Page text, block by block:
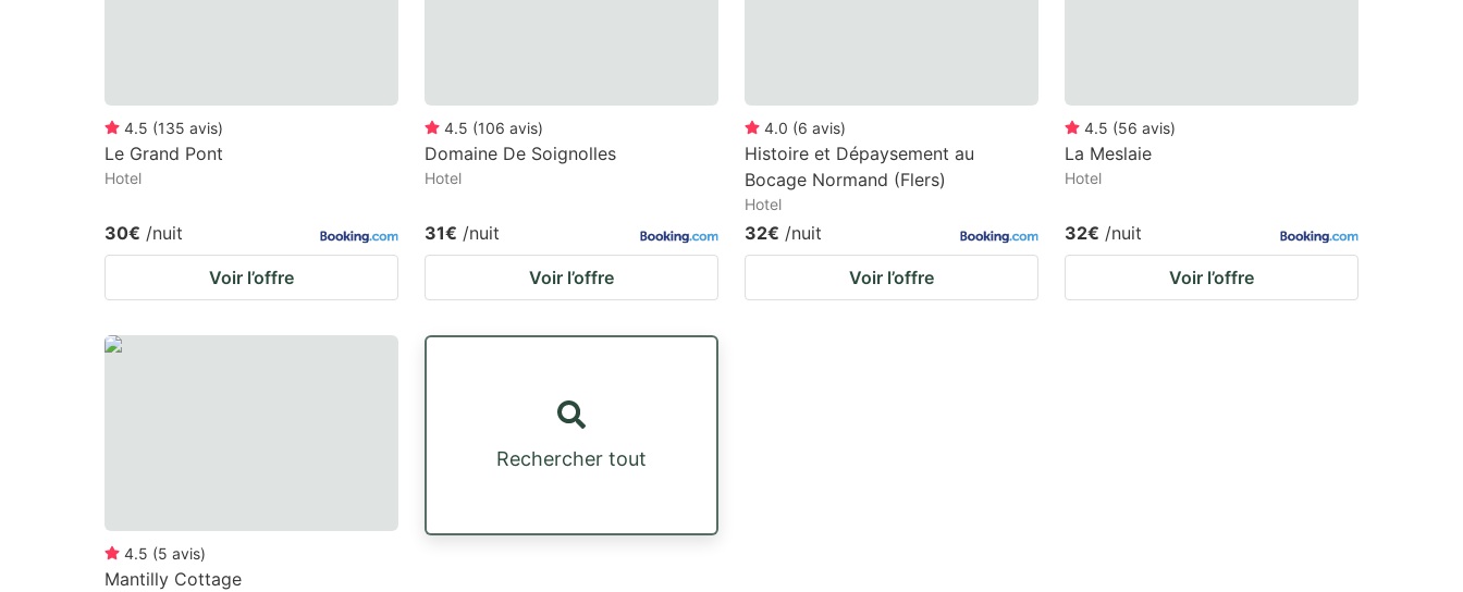
4.5 (135 avis)
Le Grand Pont
Hotel
30€ /nuit
Voir l’offre
4.5 (106 avis)
Domaine De Soignolles
Hotel
31€ /nuit
Voir l’offre
4.0 (6 avis)
Histoire et Dépaysement au
Bocage Normand (Flers)
Hotel
32€ /nuit
Voir l’offre
4.5 (56 avis)
La Meslaie
Hotel
32€ /nuit
Voir l’offre
4.5 (5 avis)
Mantilly Cottage
Rechercher tout